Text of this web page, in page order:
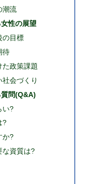
潮流
性の展望
の目標
待
た政策課題
会づくり
問(Q&A)
い?
?
か?
な資質は?